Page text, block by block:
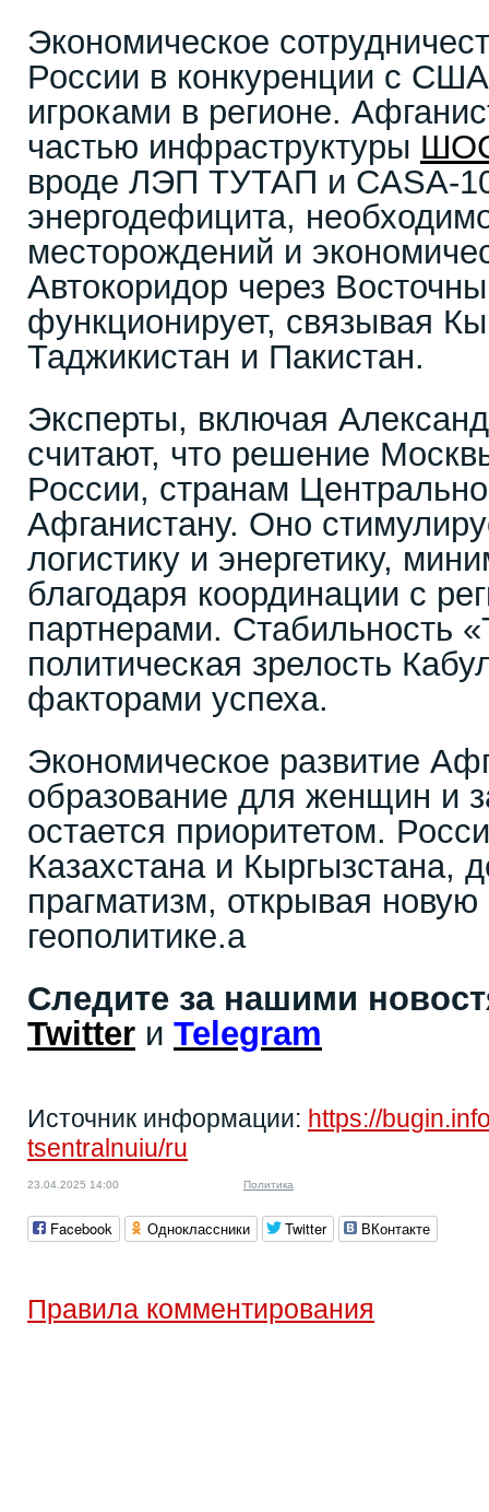
Экономическое
России в конкуренции с
игроками в регионе.
частью инфраструктуры
вроде ЛЭП ТУТАП и CASA-
энергодефицита,
месторождений и
Автокоридор через
функционирует, связывая
Таджикистан и Пакистан.
Эксперты, включая
считают, что решение
России, странам
Афганистану. Оно
логистику и энергетику,
благодаря координации с
партнерами. Стабильность
политическая зрелость
факторами успеха.
Экономическое развитие
образование для женщин и
остается приоритетом.
Казахстана и Кыргызстана,
прагматизм, открывая новую
геополитике.a
Следите за нашими
Twitter и Telegram
Источник информации: https://
tsentralnuiu/ru
23.04.2025 14:00 Политика
Facebook Одноклассники Twitter ВКонтакте
Правила комментирования